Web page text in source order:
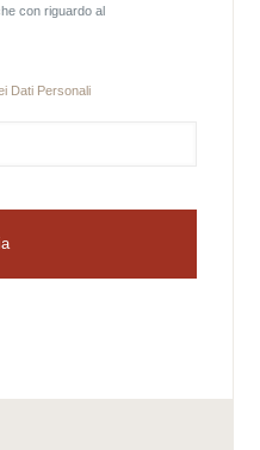
con riguardo al
Dati Personali